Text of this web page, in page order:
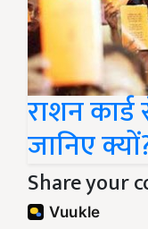
राशन
जानिए
Share your